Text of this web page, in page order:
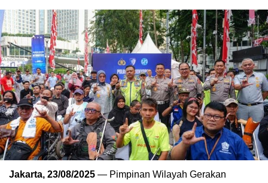
Jakarta, 23/08/2025 — Pimpinan Wilayah Gerakan